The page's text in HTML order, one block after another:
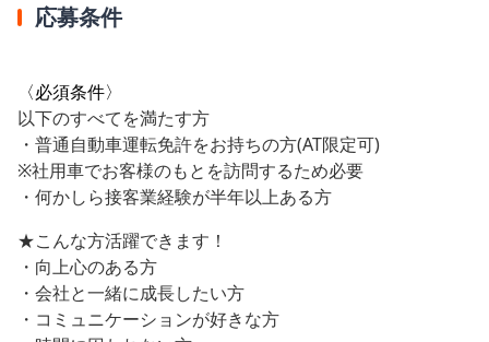
応募条件
〈必須条件〉
以下のすべてを満たす方
・普通自動車運転免許をお持ちの方(AT限定可)
※社用車でお客様のもとを訪問するため必要
・何かしら接客業経験が半年以上ある方
★こんな方活躍できます！
・向上心のある方
・会社と一緒に成長したい方
・コミュニケーションが好きな方